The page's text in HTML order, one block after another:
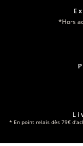
*Hors
* En point relais dès 79€